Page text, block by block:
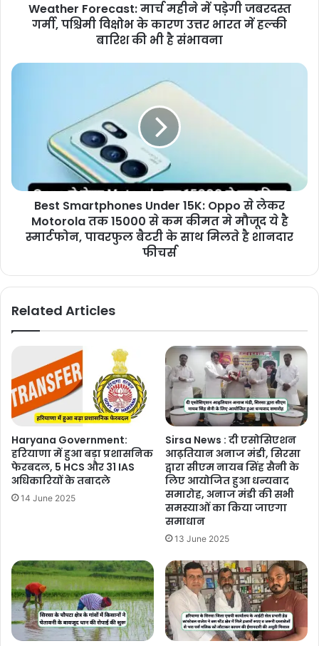
Weather Forecast: मार्च महीने में पड़ेगी जबरदस्त
गर्मी, पश्चिमी विक्षोभ के कारण उत्तर भारत में हल्की
बारिश की भी है संभावना
Best Smartphones Under 15K: Oppo से लेकर
Motorola तक 15000 से कम कीमत मे मौजूद ये है
स्मार्टफोन, पावरफुल बैटरी के साथ मिलते है शानदार
फीचर्स
Related Articles
Haryana Government:
हरियाणा में हुआ बड़ा प्रशासनिक
फेरबदल, 5 HCS और 31 IAS
अधिकारियों के तबादले
14 June 2025
Sirsa News : दी एसोसिएशन
आढ़तियान अनाज मंडी, सिरसा
द्वारा सीएम नायब सिंह सैनी के
लिए आयोजित हुआ धन्यवाद
समारोह, अनाज मंडी की सभी
समस्याओं का किया जाएगा
समाधान
13 June 2025